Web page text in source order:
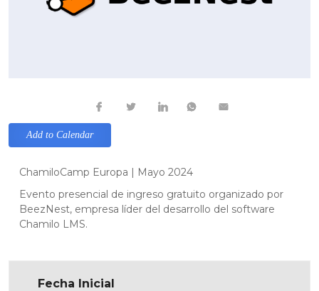
Add to Calendar
ChamiloCamp Europa | Mayo 2024
Evento presencial de ingreso gratuito organizado por
BeezNest, empresa líder del desarrollo del software
Chamilo LMS.
Fecha Inicial